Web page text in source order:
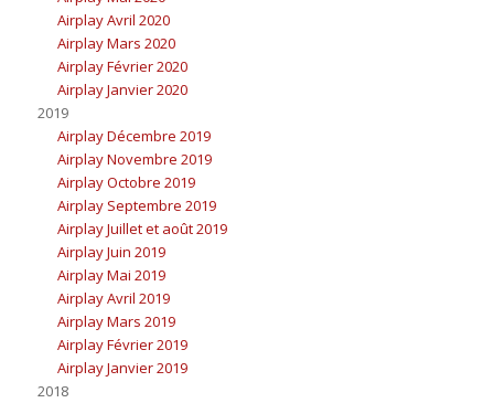
Airplay Avril 2020
Airplay Mars 2020
Airplay Février 2020
Airplay Janvier 2020
2019
Airplay Décembre 2019
Airplay Novembre 2019
Airplay Octobre 2019
Airplay Septembre 2019
Airplay Juillet et août 2019
Airplay Juin 2019
Airplay Mai 2019
Airplay Avril 2019
Airplay Mars 2019
Airplay Février 2019
Airplay Janvier 2019
2018